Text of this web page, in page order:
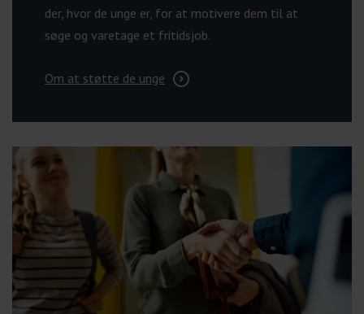
der, hvor de unge er, for at motivere dem til at
søge og varetage et fritidsjob.
Om at støtte de unge